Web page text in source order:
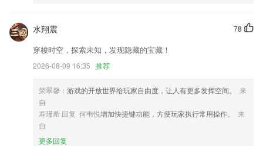
cp599彩票安卓版下载更新了什么?
增加购买专家一键致胜服务；
大幅修复备份和修复失败的bug
减小安装包大小。
单据历史新增小计列查看；
优化了拼接的效果
78
水翔震
穿梭时空，探索未知，发现隐藏的宝藏！
2026-08-09 16:35 推荐
荣翠馨 ：游戏的开放世界给玩家自由度，让人有更多发挥空间。
来
自
寿瑾希 回复 何韦悦增加快捷键功能，方便玩家执行常用操作。
来
自
更多回复